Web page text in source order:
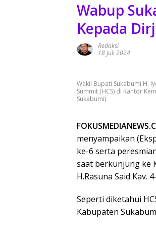
Wabup
Kepada
Redaksi
18 Juli 2024
Wakil Bupati Sukabumi H.
Summit (HCS) di Kantor
Sukabumi)
menyampaikan
ke-6 serta
saat berkunjung ke
H.Rasuna Said Kav.
Seperti diketahui
Kabupaten